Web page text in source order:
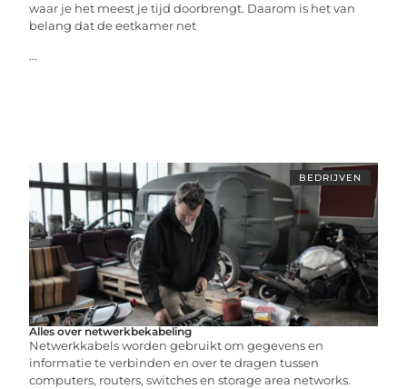
waar je het meest je tijd doorbrengt. Daarom is het van
belang dat de eetkamer net
...
BEDRIJVEN
Alles over netwerkbekabeling
Netwerkkabels worden gebruikt om gegevens en
informatie te verbinden en over te dragen tussen
computers, routers, switches en storage area networks.